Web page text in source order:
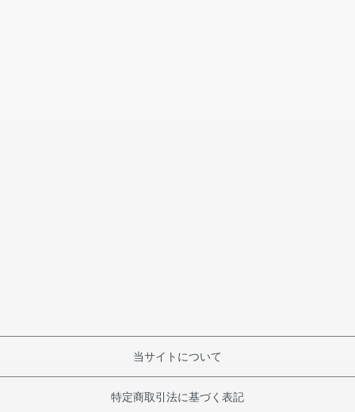
当サイトについて
特定商取引法に基づく表記